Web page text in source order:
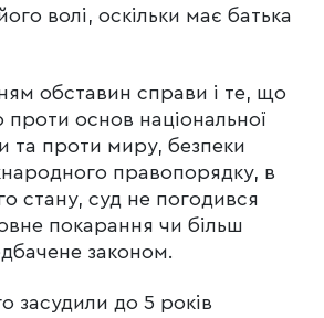
волі, оскільки має батька
обставин справи і те, що
проти основ національної
та проти миру, безпеки
правопорядку, в
стану, суд не погодився
покарання чи більш
законом.
засудили до 5 років